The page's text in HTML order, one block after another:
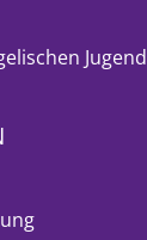
Jugend